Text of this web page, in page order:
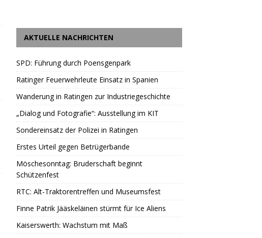
AKTUELLE NACHRICHTEN
SPD: Führung durch Poensgenpark
Ratinger Feuerwehrleute Einsatz in Spanien
Wanderung in Ratingen zur Industriegeschichte
„Dialog und Fotografie“: Ausstellung im KIT
Sondereinsatz der Polizei in Ratingen
Erstes Urteil gegen Betrügerbande
Möschesonntag: Bruderschaft beginnt
Schützenfest
RTC: Alt-Traktorentreffen und Museumsfest
Finne Patrik Jääskeläinen stürmt für Ice Aliens
Kaiserswerth: Wachstum mit Maß